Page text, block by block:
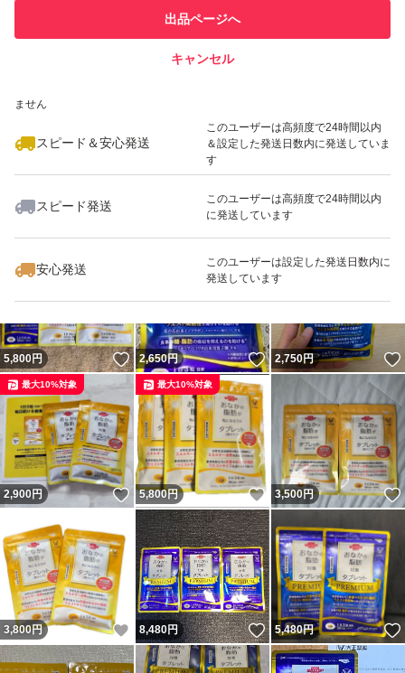
での取引実績があります
ません
スピード＆安心発送
このユーザーは高頻度で24時間以内
＆設定した発送日数内に発送していま
す
スピード発送
このユーザーは高頻度で24時間以内
に発送しています
安心発送
このユーザーは設定した発送日数内に
発送しています
出品ページへ
キャンセル
いいね！
5,500
5,800円 いいね！
2,650円 いいね！
2,750円
2,900円 いいね！
最大10%対象
5,800円 いいね！
最大10%対象
3,500円
3,800円 いいね！
8,480円 いいね！
5,480円